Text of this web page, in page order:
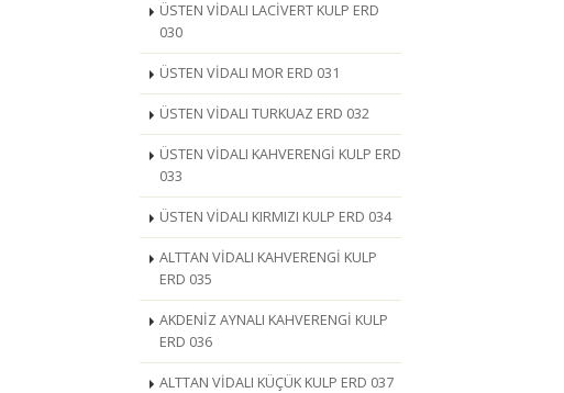
ÜSTEN VİDALI LACİVERT KULP ERD
030
ÜSTEN VİDALI MOR ERD 031
ÜSTEN VİDALI TURKUAZ ERD 032
ÜSTEN VİDALI KAHVERENGİ KULP ERD
033
ÜSTEN VİDALI KIRMIZI KULP ERD 034
ALTTAN VİDALI KAHVERENGİ KULP
ERD 035
AKDENİZ AYNALI KAHVERENGİ KULP
ERD 036
ALTTAN VİDALI KÜÇÜK KULP ERD 037